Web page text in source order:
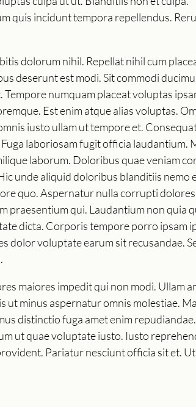
quis incidunt tempora repellendus.
dolorum nihil. Repellat nihil cum
deserunt est modi. Sit commodi
numquam placeat voluptas
Est enim atque alias voluptas.
iusto ullam ut tempore et.
laboriosam fugit officia laudantium.
laborum. Doloribus quae veniam
unde aliquid doloribus blanditiis nemo
quo. Aspernatur nulla corrupti
praesentium qui. Laudantium non quia
dicta. Corporis tempore porro ipsam
dolor voluptate earum sit recusandae.
maiores impedit qui non modi. Ullam
ut minus aspernatur omnis molestiae.
distinctio fuga amet enim
ut quae voluptate iusto. Iusto
Pariatur nesciunt officia sit et.